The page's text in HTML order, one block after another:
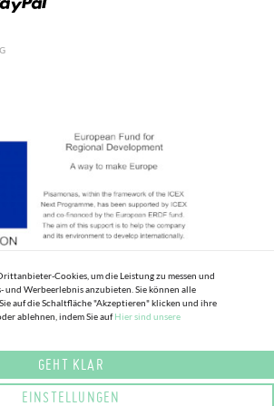
VON FRAGEN
Cookies, um die Leistung zu messen und
und Werbeerlebnis anzubieten. Sie können alle
auf die Schaltfläche "Akzeptieren" klicken und ihre
ablehnen, indem Sie aufHier sind unsere
GEHT KLAR
EINSTELLUNGEN